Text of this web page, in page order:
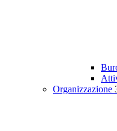
Organizzazione